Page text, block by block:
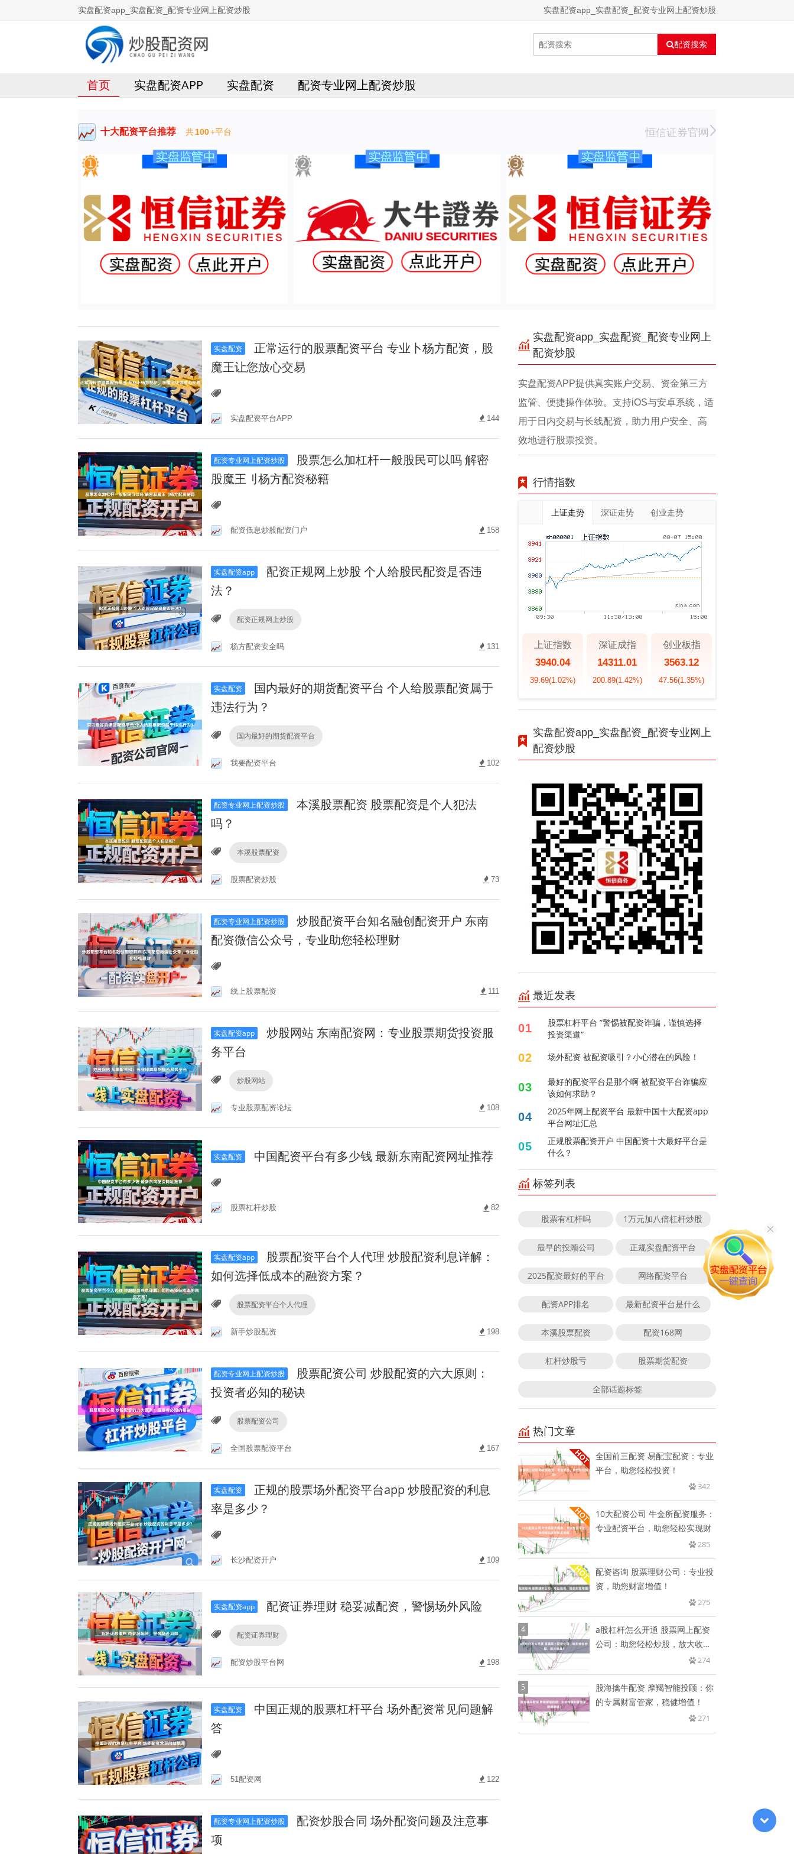
实盘配资app_实盘配资_配资专业网上配资炒股 实盘配资app_实盘配资_配资专业网上配资炒股
配资搜索
首页 实盘配资APP 实盘配资 配资专业网上配资炒股
十大配资平台推荐 共100+平台 恒信证券官网
实盘配资
正常运行的股票配资平台 专业卜杨方配资，股
魔王让您放心交易
实盘配资平台APP 144
配资专业网上配资炒股
股票怎么加杠杆一般股民可以吗 解密
股魔王刂杨方配资秘籍
配资低息炒股配资门户 158
实盘配资app
配资正规网上炒股 个人给股民配资是否违
法？
配资正规网上炒股
杨方配资安全吗 131
实盘配资
国内最好的期货配资平台 个人给股票配资属于
违法行为？
国内最好的期货配资平台
我要配资平台 102
配资专业网上配资炒股
本溪股票配资 股票配资是个人犯法
吗？
本溪股票配资
股票配资炒股 73
配资专业网上配资炒股
炒股配资平台知名融创配资开户 东南
配资微信公众号，专业助您轻松理财
线上股票配资 111
实盘配资app
炒股网站 东南配资网：专业股票期货投资服
务平台
炒股网站
专业股票配资论坛 108
实盘配资 中国配资平台有多少钱 最新东南配资网址推荐
股票杠杆炒股 82
实盘配资app
股票配资平台个人代理 炒股配资利息详解：
如何选择低成本的融资方案？
股票配资平台个人代理
新手炒股配资 198
配资专业网上配资炒股
股票配资公司 炒股配资的六大原则：
投资者必知的秘诀
股票配资公司
全国股票配资平台 167
实盘配资
正规的股票场外配资平台app 炒股配资的利息
率是多少？
长沙配资开户 109
实盘配资app 配资证券理财 稳妥减配资，警惕场外风险
配资证券理财
配资炒股平台网 198
实盘配资
中国正规的股票杠杆平台 场外配资常见问题解
答
51配资网 122
配资专业网上配资炒股
配资炒股合同 场外配资问题及注意事
项
实盘配资app_实盘配资_配资专业网上
配资炒股
实盘配资APP提供真实账户交易、资金第三方
监管、便捷操作体验。支持iOS与安卓系统，适
用于日内交易与长线配资，助力用户安全、高
效地进行股票投资。
行情指数
上证走势 深证走势 创业走势
上证指数
3940.04
39.69(1.02%)
深证成指
14311.01
200.89(1.42%)
创业板指
3563.12
47.56(1.35%)
实盘配资app_实盘配资_配资专业网上
配资炒股
最近发表
01
股票杠杆平台 ”警惕被配资诈骗，谨慎选择
投资渠道“
02 场外配资 被配资吸引？小心潜在的风险！
03
最好的配资平台是那个啊 被配资平台诈骗应
该如何求助？
04
2025年网上配资平台 最新中国十大配资app
平台网址汇总
05
正规股票配资开户 中国配资十大最好平台是
什么？
标签列表
股票有杠杆吗 1万元加八倍杠杆炒股
最早的投顾公司 正规实盘配资平台
2025配资最好的平台 网络配资平台
配资APP排名 最新配资平台是什么
本溪股票配资 配资168网
杠杆炒股亏 股票期货配资
全部话题标签
热门文章
全国前三配资 易配宝配资：专业
平台，助您轻松投资！
342
10大配资公司 牛金所配资服务：
专业配资平台，助您轻松实现财
285
配资咨询 股票理财公司：专业投
资，助您财富增值！
275
4
a股杠杆怎么开通 股票网上配资
公司：助您轻松炒股，放大收
274
5
股海擒牛配资 摩羯智能投顾：你
的专属财富管家，稳健增值！
271